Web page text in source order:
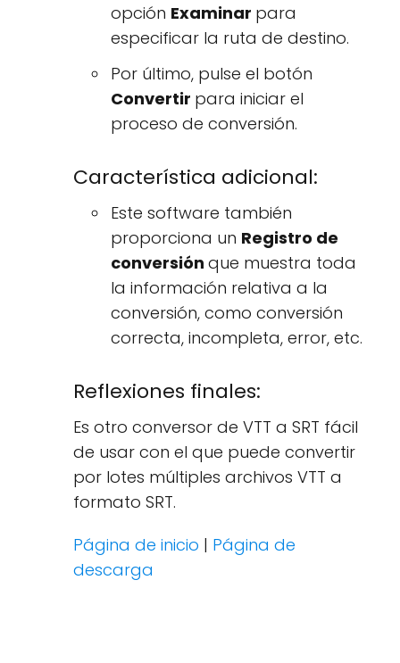
opción Examinar para
especificar la ruta de destino.
Por último, pulse el botón
Convertir para iniciar el
proceso de conversión.
Característica adicional:
Este software también
proporciona un Registro de
conversión que muestra toda
la información relativa a la
conversión, como conversión
correcta, incompleta, error, etc.
Reflexiones finales:
Es otro conversor de VTT a SRT fácil
de usar con el que puede convertir
por lotes múltiples archivos VTT a
formato SRT.
Página de inicio | Página de
descarga